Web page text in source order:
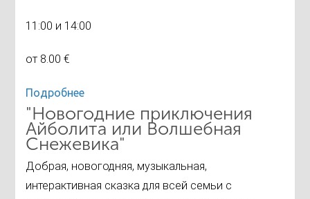
11:00 и 14:00
от 8.00 €
Подробнее
"Новогодние приключения
Айболита или Волшебная
Снежевика"
Добрая, новогодняя, музыкальная,
интерактивная сказка для всей семьи с